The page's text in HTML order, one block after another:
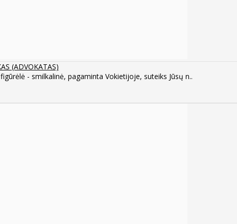
(ADVOKATAS)
- smilkalinė, pagaminta Vokietijoje, suteiks Jūsų n..